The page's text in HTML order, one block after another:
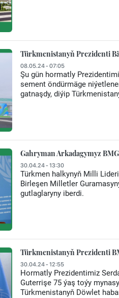
Türkmenistanyň Prezidenti
08.05.24 - 07:05
Şu gün hormatly
sement öndürmäge
gatnaşdy, diýip
Gahryman Arkadagymyz
30.04.24 - 13:30
Türkmen halkynyň Milli
Birleşen Milletler
gutlaglaryny iberdi.
Türkmenistanyň Prezidenti
30.04.24 - 12:55
Hormatly Prezidentimiz
Guterrişe 75 ýaş toýy
Türkmenistanyň Döwlet